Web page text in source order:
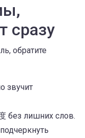
сразу
обратите
звучит
без лишних слов.